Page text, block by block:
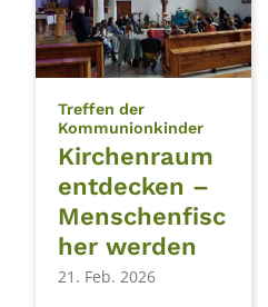
Treffen der
Kommunionkinder:
Kirchenraum
entdecken –
Menschenfisc
her werden
21. Feb. 2026